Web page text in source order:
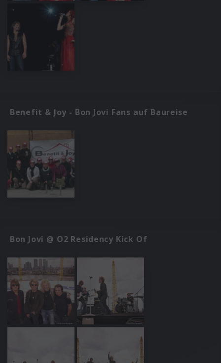
Benefit & Joy - Bon Jovi Fans auf Baureise
Bon Jovi @ O2 Residency Kick Of